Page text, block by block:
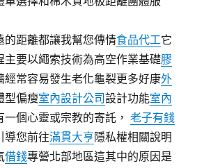
的距離都讓我幫您傳情食品代工它
主要以繩索技術為高空作業基礎膠
經常容易發生老化龜裂更多好康外
型偏瘦室內設計公司設計功能室內
一個心靈或宗教的寄託，老子有錢
導您前往滿貫大亨隱私權相關說明
借錢專營北部地區這其中的原因是